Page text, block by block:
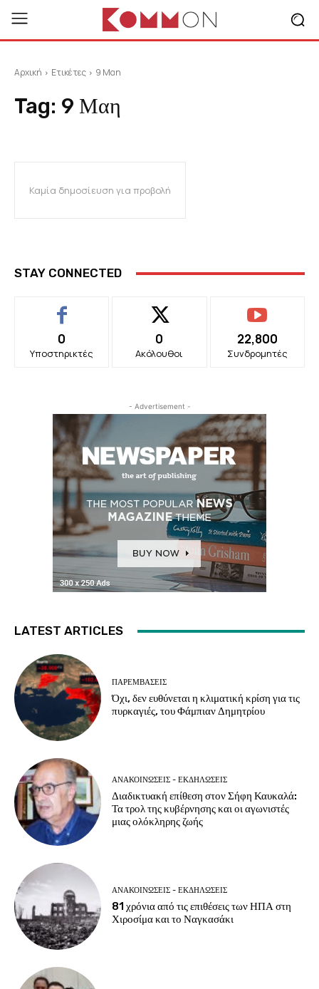
Αρχική Ετικέτες 9 Μαη
Tag: 9 Μαη
Καμία δημοσίευση για προβολή
STAY CONNECTED
0
Υποστηρικτές
0
Ακόλουθοι
22,800
Συνδρομητές
- Advertisement -
LATEST ARTICLES
ΠΑΡΕΜΒΑΣΕΙΣ
Όχι, δεν ευθύνεται η κλιματική κρίση για τις
πυρκαγιές, του Φάμπιαν Δημητρίου
ΑΝΑΚΟΙΝΩΣΕΙΣ - ΕΚΔΗΛΩΣΕΙΣ
Διαδικτυακή επίθεση στον Σήφη Καυκαλά:
Τα τρολ της κυβέρνησης και οι αγωνιστές
μιας ολόκληρης ζωής
ΑΝΑΚΟΙΝΩΣΕΙΣ - ΕΚΔΗΛΩΣΕΙΣ
81 χρόνια από τις επιθέσεις των ΗΠΑ στη
Χιροσίμα και το Ναγκασάκι